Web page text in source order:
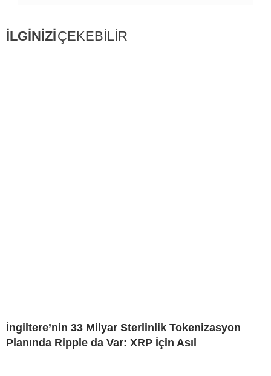
İLGİNİZİÇEKEBİLİR
İngiltere’nin 33 Milyar Sterlinlik Tokenizasyon
Planında Ripple da Var: XRP İçin Asıl